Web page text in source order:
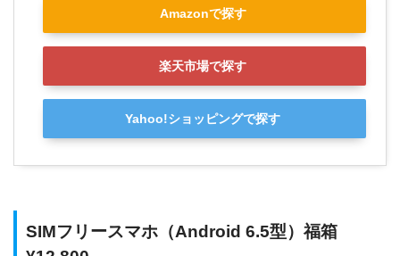
Amazonで探す
楽天市場で探す
Yahoo!ショッピングで探す
SIMフリースマホ（Android 6.5型）福箱